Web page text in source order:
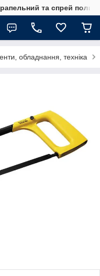
та спрей полив,
обладнання, техніка